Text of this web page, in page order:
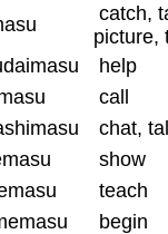
catch,
picture,
help
call
chat,
show
teach
begin